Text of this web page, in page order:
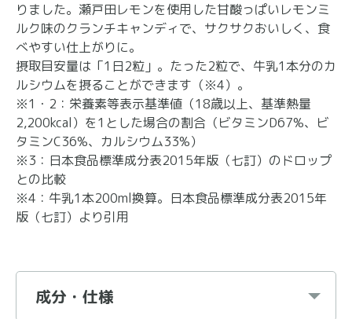
りました。瀬戸田レモンを使用した甘酸っぱいレモンミ
ルク味のクランチキャンディで、サクサクおいしく、食
べやすい仕上がりに。
摂取目安量は「1日2粒」。たった2粒で、牛乳1本分のカ
ルシウムを摂ることができます（※4）。
※1・2：栄養素等表示基準値（18歳以上、基準熱量
2,200kcal）を1とした場合の割合（ビタミンD67%、ビ
タミンC36%、カルシウム33%）
※3：日本食品標準成分表2015年版（七訂）のドロップ
との比較
※4：牛乳1本200ml換算。日本食品標準成分表2015年
版（七訂）より引用
成分・仕様